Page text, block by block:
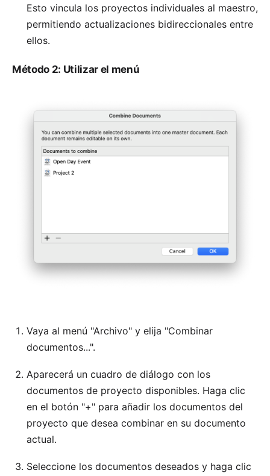
Esto vincula los proyectos individuales al maestro,
permitiendo actualizaciones bidireccionales entre
ellos.
Método 2: Utilizar el menú
Vaya al menú "Archivo" y elija "Combinar
documentos...".
Aparecerá un cuadro de diálogo con los
documentos de proyecto disponibles. Haga clic
en el botón "+" para añadir los documentos del
proyecto que desea combinar en su documento
actual.
Seleccione los documentos deseados y haga clic